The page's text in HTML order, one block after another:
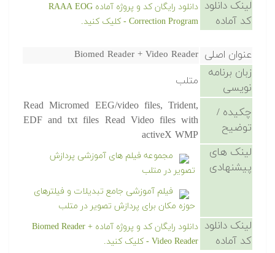
لینک دانلود
کد آماده
دانلود رایگان کد و پروژه آماده RAAA EOG
Correction Program - کلیک کنید.
عنوان اصلی Biomed Reader + Video Reader
زبان برنامه
نویسی
متلب
چکیده /
توضیح
Read Micromed EEG/video files, Trident,
EDF and txt files Read Video files with
activeX WMP
لینک های
پیشنهادی
مجموعه فیلم های آموزشی پردازش
تصویر در متلب
فیلم آموزشی جامع تبدیلات و فیلترهای
حوزه مکان برای پردازش تصویر در متلب
لینک دانلود
کد آماده
دانلود رایگان کد و پروژه آماده Biomed Reader +
Video Reader - کلیک کنید.